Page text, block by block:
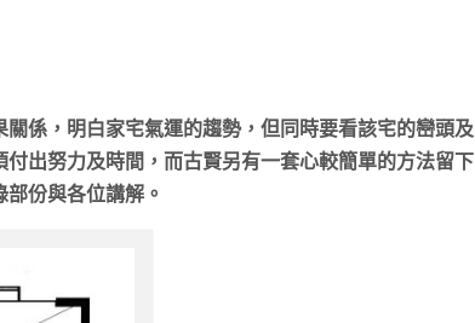
係，明白家宅氣運的趨勢，但同時要看該宅的巒頭及
出努力及時間，而古賢另有一套心較簡單的方法留下
份與各位講解。